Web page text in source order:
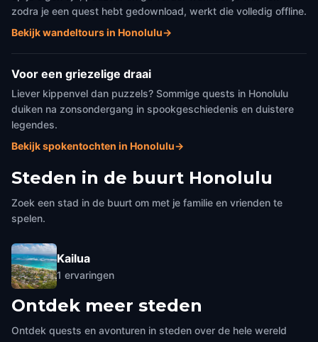
zodra je een quest hebt gedownload, werkt die volledig offline.
Bekijk wandeltours in Honolulu→
Voor een griezelige draai
Liever kippenvel dan puzzels? Sommige quests in Honolulu
duiken na zonsondergang in spookgeschiedenis en duistere
legendes.
Bekijk spokentochten in Honolulu→
Steden in de buurt Honolulu
Zoek een stad in de buurt om met je familie en vrienden te
spelen.
Kailua
1 ervaringen
Ontdek meer steden
Ontdek quests en avonturen in steden over de hele wereld